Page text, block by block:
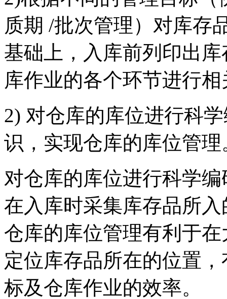
质期 /批次管理）对库存
基础上，入库前列印出
库作业的各个环节进行
2) 对仓库的库位进行科
识，实现仓库的库位
对仓库的库位进行科学
在入库时采集库存品所
仓库的库位管理有利于
定位库存品所在的位置
标及仓库作业的效率